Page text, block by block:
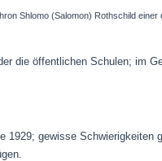
Shlomo (Salomon) Rothschild einer
die öffentlichen Schulen; im
gewisse Schwierigkeiten